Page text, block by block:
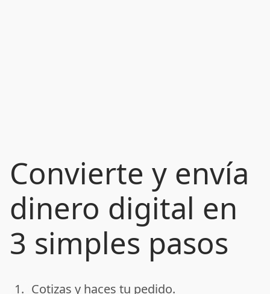
Convierte y envía
dinero digital en
3 simples pasos
done
1. Cotizas y haces tu pedido.